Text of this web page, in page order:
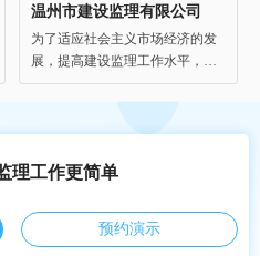
温州市建设监理有限公司
为了适应社会主义市场经济的发
展，提高建设监理工作水平，公
司依托总监宝建立了一套行之有
效的监理制度，并严格按照政策
能帮助我们企业实现员工快速复
标达成及效率提升；打造赋能型
组织，提升企业成员工作能力，
理工作更简单
预约演示